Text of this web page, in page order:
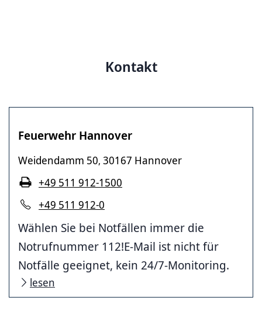
Kontakt
Feuerwehr Hannover
Weidendamm 50, 30167 Hannover
+49 511 912-0
+49 511 912-1500
Wählen Sie bei Notfällen immer die
Notrufnummer 112!E-Mail ist nicht für
Notfälle geeignet, kein 24/7-Monitoring.
lesen